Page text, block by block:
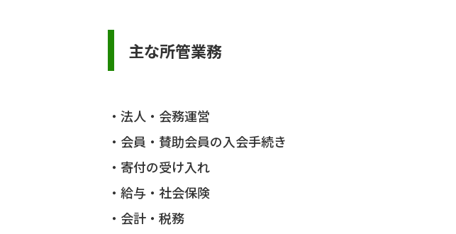
主な所管業務
法人・会務運営
会員・賛助会員の入会手続き
寄付の受け入れ
給与・社会保険
会計・税務